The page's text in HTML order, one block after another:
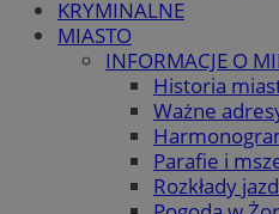
KRYMINALNE
MIASTO
INFORMACJE O
Historia
Ważne
Parafie i
Rozkłady